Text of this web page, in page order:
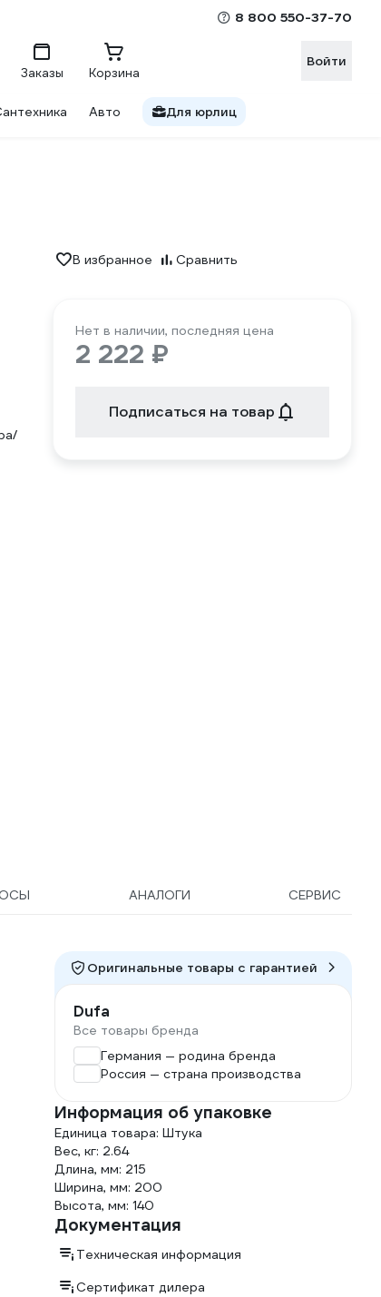
8 800 550-37-70
Заказы Корзина
Войти
Авто Для юрлиц
В избранное Сравнить
Нет в наличии, последняя цена
2 222 ₽
Подписаться на товар
АНАЛОГИ СЕРВИС
Оригинальные товары c гарантией
Dufa
Все товары бренда
Германия — родина бренда
Россия — страна производства
Информация об упаковке
Единица товара: Штука
Вес, кг: 2.64
Длина, мм: 215
Ширина, мм: 200
Высота, мм: 140
Документация
Техническая информация
Сертификат дилера